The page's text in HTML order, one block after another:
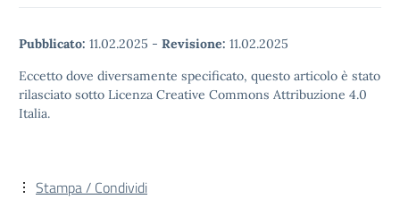
Pubblicato: 11.02.2025 - Revisione: 11.02.2025
Eccetto dove diversamente specificato, questo articolo è stato
rilasciato sotto Licenza Creative Commons Attribuzione 4.0
Italia.
Stampa / Condividi